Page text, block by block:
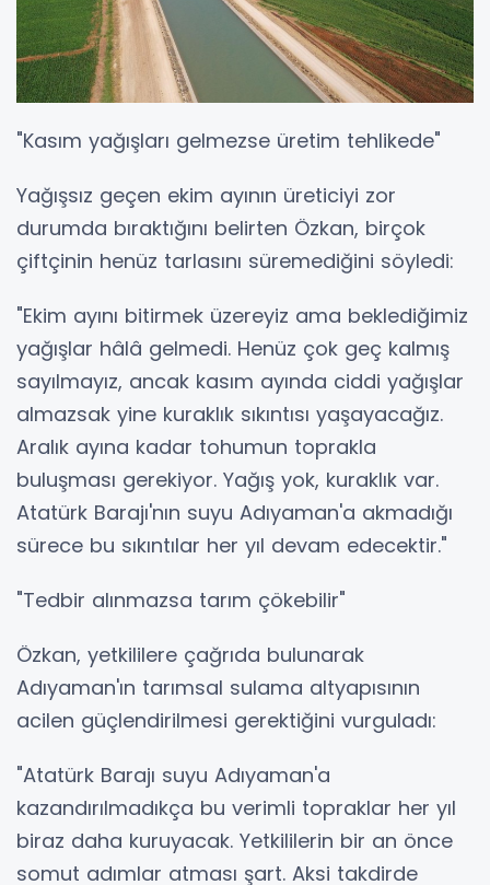
"Kasım yağışları gelmezse üretim tehlikede"
Yağışsız geçen ekim ayının üreticiyi zor
durumda bıraktığını belirten Özkan, birçok
çiftçinin henüz tarlasını süremediğini söyledi:
"Ekim ayını bitirmek üzereyiz ama beklediğimiz
yağışlar hâlâ gelmedi. Henüz çok geç kalmış
sayılmayız, ancak kasım ayında ciddi yağışlar
almazsak yine kuraklık sıkıntısı yaşayacağız.
Aralık ayına kadar tohumun toprakla
buluşması gerekiyor. Yağış yok, kuraklık var.
Atatürk Barajı'nın suyu Adıyaman'a akmadığı
sürece bu sıkıntılar her yıl devam edecektir."
"Tedbir alınmazsa tarım çökebilir"
Özkan, yetkililere çağrıda bulunarak
Adıyaman'ın tarımsal sulama altyapısının
acilen güçlendirilmesi gerektiğini vurguladı:
"Atatürk Barajı suyu Adıyaman'a
kazandırılmadıkça bu verimli topraklar her yıl
biraz daha kuruyacak. Yetkililerin bir an önce
somut adımlar atması şart. Aksi takdirde